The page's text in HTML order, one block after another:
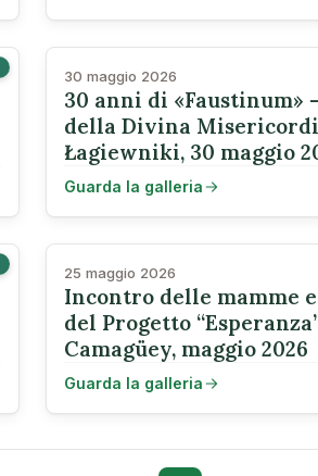
30 maggio 2026
30 anni di «Faustinum»
della Divina
Łagiewniki, 30 maggio
Guarda la galleria
25 maggio 2026
Incontro delle mamme
del Progetto
Camagüey, maggio 2026
Guarda la galleria